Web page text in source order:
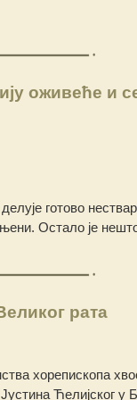
оживеће и
готово
Остало је
рата
хорепископа
Ћелијског у